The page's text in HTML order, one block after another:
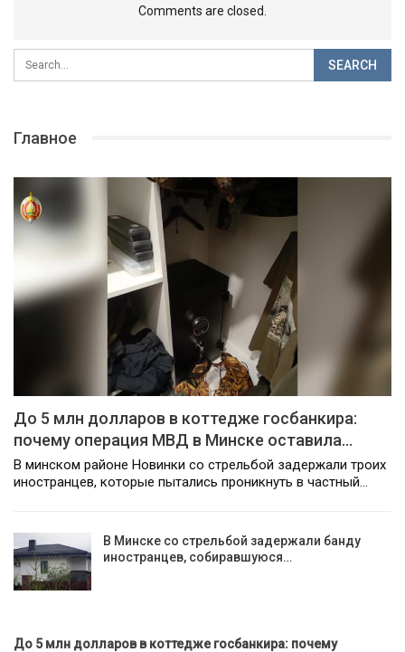
Comments are closed.
Главное
До 5 млн долларов в коттедже госбанкира:
почему операция МВД в Минске оставила…
В минском районе Новинки со стрельбой задержали троих
иностранцев, которые пытались проникнуть в частный…
В Минске со стрельбой задержали банду
иностранцев, собиравшуюся…
До 5 млн долларов в коттедже госбанкира: почему